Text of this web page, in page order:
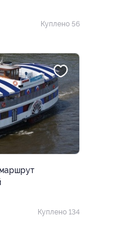
Куплено 56
Куплено 134